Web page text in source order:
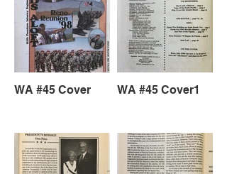
WA #45 Cover WA #45 Cover1